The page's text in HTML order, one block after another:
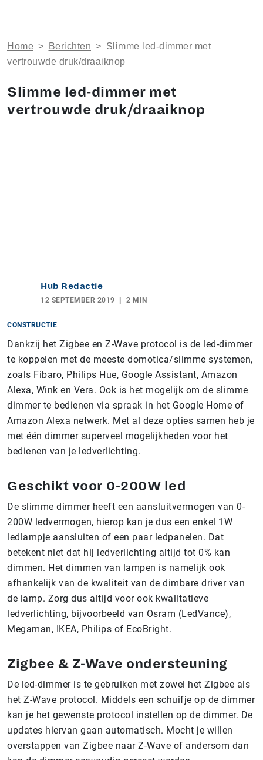
Home > Berichten > Slimme led-dimmer met
vertrouwde druk/draaiknop
Slimme led-dimmer met
vertrouwde druk/draaiknop
Hub Redactie
12 SEPTEMBER 2019 2 MIN
CONSTRUCTIE
Dankzij het Zigbee en Z-Wave protocol is de led-dimmer
te koppelen met de meeste domotica/slimme systemen,
zoals Fibaro, Philips Hue, Google Assistant, Amazon
Alexa, Wink en Vera. Ook is het mogelijk om de slimme
dimmer te bedienen via spraak in het Google Home of
Amazon Alexa netwerk. Met al deze opties samen heb je
met één dimmer superveel mogelijkheden voor het
bedienen van je ledverlichting.
Geschikt voor 0-200W led
De slimme dimmer heeft een aansluitvermogen van 0-
200W ledvermogen, hierop kan je dus een enkel 1W
ledlampje aansluiten of een paar ledpanelen. Dat
betekent niet dat hij ledverlichting altijd tot 0% kan
dimmen. Het dimmen van lampen is namelijk ook
afhankelijk van de kwaliteit van de dimbare driver van
de lamp. Zorg dus altijd voor ook kwalitatieve
ledverlichting, bijvoorbeeld van Osram (LedVance),
Megaman, IKEA, Philips of EcoBright.
Zigbee & Z-Wave ondersteuning
De led-dimmer is te gebruiken met zowel het Zigbee als
het Z-Wave protocol. Middels een schuifje op de dimmer
kan je het gewenste protocol instellen op de dimmer. De
updates hiervan gaan automatisch. Mocht je willen
overstappen van Zigbee naar Z-Wave of andersom dan